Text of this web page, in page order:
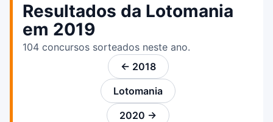
Resultados da Lotomania
em 2019
104 concursos sorteados neste ano.
← 2018
Lotomania
2020 →